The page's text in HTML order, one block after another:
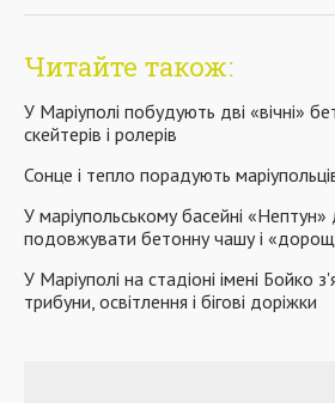
Читайте також:
У Маріуполі побудують дві «вічні»
скейтерів і ролерів
Сонце і тепло порадують
У маріупольському басейні «Нептун»
подовжувати бетонну чашу і
У Маріуполі на стадіоні імені Бойко
трибуни, освітлення і бігові доріжки